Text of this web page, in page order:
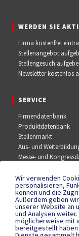
WERDEN SIE
Firma kostenfrei
Stellenangebot
Stellengesuch
Newsletter kostenlos
SERVICE
Firmendatenbank
Produktdatenbank
Stellenmarkt
Aus- und
Messe- und
SOCIAL MEDIA
Facebook
YouTube
Instagram
Wir verwenden
personalisieren,
können und die
Außerdem geben
unserer Website an
und Analysen
möglicherweise mit
bereitgestellt haben